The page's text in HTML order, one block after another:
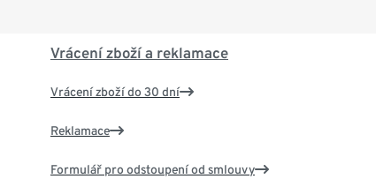
Vrácení zboží a reklamace
Vrácení zboží do 30 dní
Reklamace
Formulář pro odstoupení od smlouvy